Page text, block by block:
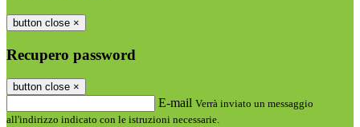
button close ×
Recupero password
button close ×
E-mail Verrà inviato un messaggio
all'indirizzo indicato con le istruzioni necessarie.